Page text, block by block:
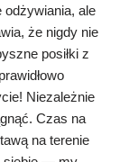
ale
że nigdy nie
posiłki z
Niezależnie
Czas na
na terenie